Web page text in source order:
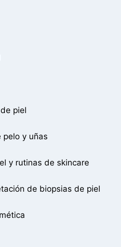
piel
pelo y uñas
y rutinas de skincare
de biopsias de piel